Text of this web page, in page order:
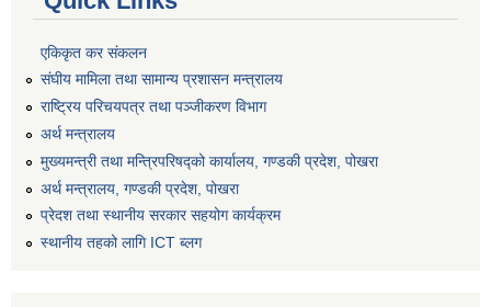
एकिकृत कर संकलन
संघीय मामिला तथा सामान्य प्रशासन मन्त्रालय
राष्ट्रिय परिचयपत्र तथा पञ्जीकरण विभाग
अर्थ मन्त्रालय
मुख्यमन्त्री तथा मन्त्रिपरिषद्को कार्यालय, गण्डकी प्रदेश, पोखरा
अर्थ मन्त्रालय, गण्डकी प्रदेश, पोखरा
प्रेदश तथा स्थानीय सरकार सहयोग कार्यक्रम
स्थानीय तहको लागि ICT ब्लग